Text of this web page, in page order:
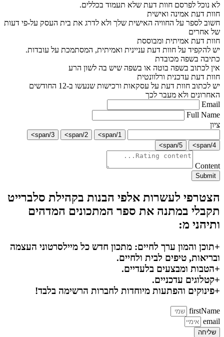
לא נוכל לפרסם חוות דעת שלא תעמוד בכללים.
חוות דעת אמינה ואישית
חשוב לספר על החוויה האישית שלך ולא לדרג את בית העסק על-פי דעות
של אחרים
חוות דעת אמיתית ומבוססת
יש להקפיד על חוות דעת עניינית ואמיתית, המסתמכת על עובדות.
כתיבה בשפה מכובדת
אין לכתוב בשפה בוטה או בשפה שיש בה לשון הרע
חוות דעת עדכנית ורלוונטית
יש לכתוב חוות דעת על עסקאות ורכישות שנעשו ב-12 החודשים
האחרונים ולא מעבר לכך
Email
Full Name
ציון
1/span>
2/span>
3/span>
4/span>
5/span>
Content
Submit
הצטרפי לעשרות אלפי הבנות בקהילת סלברייט
תקבלי במתנה את ספר המתכונים המדהים
ותיהני מ:
+תוכן והמון ערך לחיים: מתכון חדש כל מיילסרטוני העצמה
ובריאות, טיפים לבית ולחיים.
+הטבות ומבצעים בלעדיים.
+קטלוגים עדכניים.
+פינוקים והפתעות מיוחדות לחברות הרשימה בלבד!
firstName
email
שליחה